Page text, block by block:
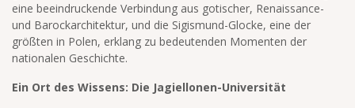
eine beeindruckende Verbindung aus gotischer, Renaissance-
und Barockarchitektur, und die Sigismund-Glocke, eine der
größten in Polen, erklang zu bedeutenden Momenten der
nationalen Geschichte.
Ein Ort des Wissens: Die Jagiellonen-Universität